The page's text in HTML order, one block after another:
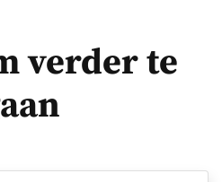
verder te